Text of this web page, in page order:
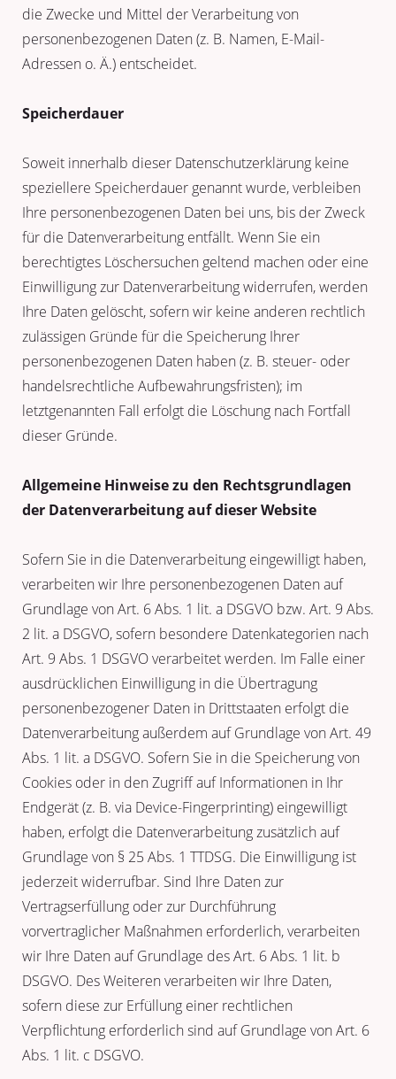
die Zwecke und Mittel der Verarbeitung von
personenbezogenen Daten (z. B. Namen, E-Mail-
Adressen o. Ä.) entscheidet.
Speicherdauer
Soweit innerhalb dieser Datenschutzerklärung keine
speziellere Speicherdauer genannt wurde, verbleiben
Ihre personenbezogenen Daten bei uns, bis der Zweck
für die Datenverarbeitung entfällt. Wenn Sie ein
berechtigtes Löschersuchen geltend machen oder eine
Einwilligung zur Datenverarbeitung widerrufen, werden
Ihre Daten gelöscht, sofern wir keine anderen rechtlich
zulässigen Gründe für die Speicherung Ihrer
personenbezogenen Daten haben (z. B. steuer- oder
handelsrechtliche Aufbewahrungsfristen); im
letztgenannten Fall erfolgt die Löschung nach Fortfall
dieser Gründe.
Allgemeine Hinweise zu den Rechtsgrundlagen
der Datenverarbeitung auf dieser Website
Sofern Sie in die Datenverarbeitung eingewilligt haben,
verarbeiten wir Ihre personenbezogenen Daten auf
Grundlage von Art. 6 Abs. 1 lit. a DSGVO bzw. Art. 9 Abs.
2 lit. a DSGVO, sofern besondere Datenkategorien nach
Art. 9 Abs. 1 DSGVO verarbeitet werden. Im Falle einer
ausdrücklichen Einwilligung in die Übertragung
personenbezogener Daten in Drittstaaten erfolgt die
Datenverarbeitung außerdem auf Grundlage von Art. 49
Abs. 1 lit. a DSGVO. Sofern Sie in die Speicherung von
Cookies oder in den Zugriff auf Informationen in Ihr
Endgerät (z. B. via Device-Fingerprinting) eingewilligt
haben, erfolgt die Datenverarbeitung zusätzlich auf
Grundlage von § 25 Abs. 1 TTDSG. Die Einwilligung ist
jederzeit widerrufbar. Sind Ihre Daten zur
Vertragserfüllung oder zur Durchführung
vorvertraglicher Maßnahmen erforderlich, verarbeiten
wir Ihre Daten auf Grundlage des Art. 6 Abs. 1 lit. b
DSGVO. Des Weiteren verarbeiten wir Ihre Daten,
sofern diese zur Erfüllung einer rechtlichen
Verpflichtung erforderlich sind auf Grundlage von Art. 6
Abs. 1 lit. c DSGVO.